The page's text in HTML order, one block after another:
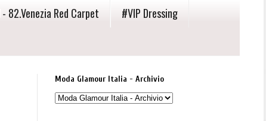
- 82.Venezia Red Carpet
#VIP Dressing
Moda Glamour Italia - Archivio